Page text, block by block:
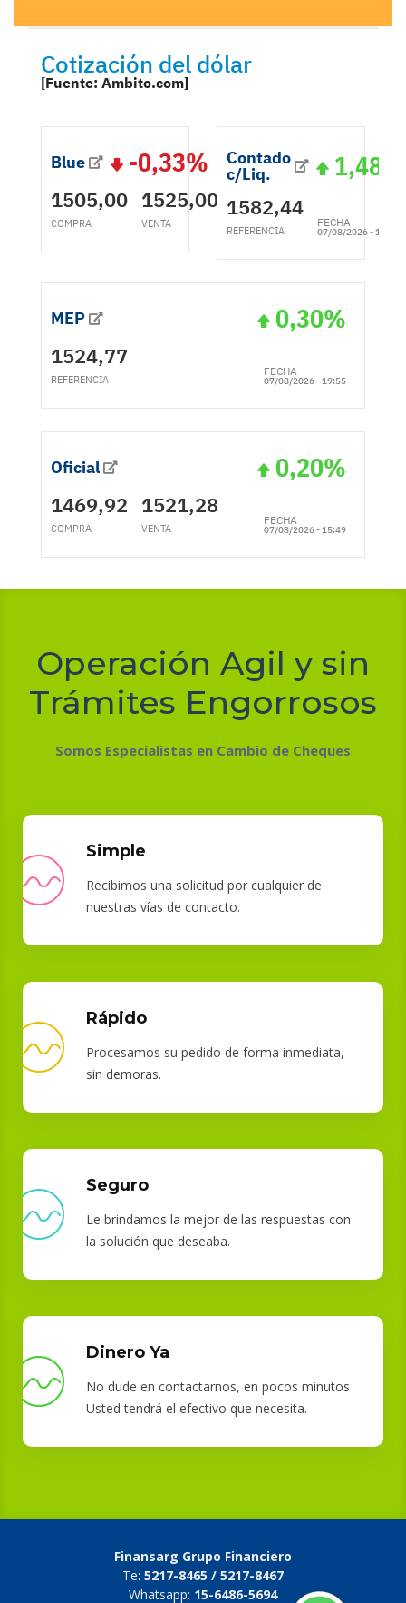
Operación Agil y sin
Trámites Engorrosos
Somos Especialistas en Cambio de Cheques
Simple
Recibimos una solicitud por cualquier de
nuestras vías de contacto.
Rápido
Procesamos su pedido de forma inmediata,
sin demoras.
Seguro
Le brindamos la mejor de las respuestas con
la solución que deseaba.
Dinero Ya
No dude en contactarnos, en pocos minutos
Usted tendrá el efectivo que necesita.
Finansarg Grupo Financiero
Te: 5217-8465 / 5217-8467
Whatsapp: 15-6486-5694